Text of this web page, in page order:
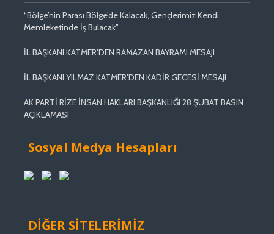
“Bölge’nin Parası Bölge’de Kalacak, Gençlerimiz Kendi
Memleketinde İş Bulacak”
İL BAŞKANI KATMER’DEN RAMAZAN BAYRAMI MESAJI
İL BAŞKANI YILMAZ KATMER’DEN KADİR GECESİ MESAJI
AK PARTİ RİZE İNSAN HAKLARI BAŞKANLIĞI 28 ŞUBAT BASIN
AÇIKLAMASI
Sosyal Medya Hesapları
DİĞER SİTELERİMİZ